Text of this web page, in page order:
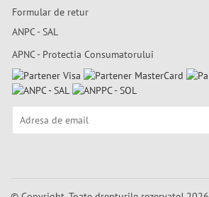
Formular de retur
ANPC - SAL
APNC - Protectia Consumatorului